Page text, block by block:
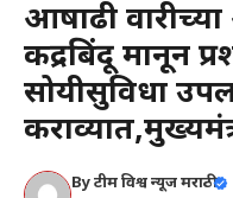
आषाढी
केंद्रबिंदू मानून
सोयीसुविधा
Byटीम विश्व न्यूज मराठी